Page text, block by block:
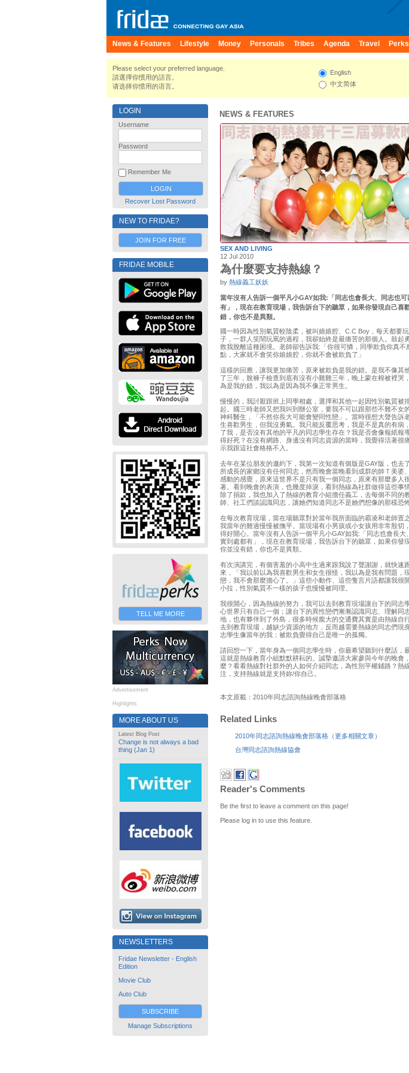
News & Features Lifestyle Money Personals Tribes Agenda Travel Perks
Please select your preferred language.
請選擇你慣用的語言。
请选择你惯用的语言。
English
中文简体
LOGIN
Username
Password
Remember Me
Recover Lost Password
NEW TO FRIDAE?
JOIN FOR FREE
FRIDAE MOBILE
TELL ME MORE
Advertisement
Highlights
MORE ABOUT US
Latest Blog Post
Change is not always a bad
thing (Jan 1)
NEWSLETTERS
Fridae Newsletter - English
Edition
Movie Club
Auto Club
SUBSCRIBE
Manage Subscriptions
NEWS & FEATURES
SEX AND LIVING
12 Jul 2010
為什麼要支持熱線？
by 熱線義工妖妖
當年沒有人告訴一個平凡小GAY如我:「同志也會長大、同志也
有」，現在在教育現場，我告訴台下的聽眾，如果你發現自己喜
錯，你也不是異類。
國一時因為性別氣質較陰柔，被叫娘娘腔、C.C Boy，每天都要
子，一群人笑鬧玩罵的過程，我卻始終是最痛苦的那個人。鼓起
救我脫離這種困境。老師卻告訴我:「你很可憐，同學欺負你真不
點，大家就不會笑你娘娘腔，你就不會被欺負了」
這樣的回應，讓我更加痛苦，原來被欺負是我的錯。是我不像其
了三年，脫褲子檢查到底有沒有小雞雞三年，晚上蒙在棉被裡哭
為是我的錯，我以為是因為我不像正常男生。
慢慢的，我討厭跟班上同學相處，選擇和其他一起因性別氣質被
起。國三時老師又把我叫到辦公室，要我不可以跟那些不難不女
神科醫生，「不然你長大可能會變同性戀」。當時很想大聲告訴
生喜歡男生，但我沒勇氣。我只能反覆思考，我是不是真的有病
了我，是否沒有其他的平凡的同志學生存在？我是否會像報紙報
得好死？在沒有網路、身邊沒有同志資源的當時，我覺得活著很
示我跟這社會格格不入。
去年在某位朋友的邀約下，我第一次知道有個版是GAY版，也去
所成長的家鄉沒有任何同志，然而晚會當晚看到成群的帥Ｔ美婆
感動的感覺，原來這世界不是只有我一個同志，原來有那麼多人
著。看到晚會的表演，也幾度掉淚，看到熱線為社群做得這些事
除了捐款，我也加入了熱線的教育小組擔任義工，去每個不同的
師、社工們談認識同志，讓她們知道同志不是她們想像的那樣恐怖
在每次教育現場，當在場聽眾對於當年我所面臨的霸凌和老師置
我當年的難過慢慢被撫平。當現場有小男孩或小女孩用非常殷切
得好開心。當年沒有人告訴一個平凡小GAY如我:「同志也會長
實到處都有」，現在在教育現場，我告訴台下的聽眾，如果你發
你並沒有錯，你也不是異類。
有次演講完，有個害羞的小高中生過來跟我說了聲謝謝，就快速
來，「我以前以為我喜歡男生和女生很怪，我以為是我有問題，
戀，我不會那麼擔心了。」這些小動作、這些隻言片語都讓我很
小拉，性別氣質不一樣的孩子也慢慢被同理。
我很開心，因為熱線的努力，我可以去到教育現場讓台下的同志
心世界只有自己一個；讓台下的異性戀們漸漸認識同志、理解同
地，也有夥伴到了外島，很多時候龐大的交通費其實是由熱線自
去到教育現場，越缺少資源的地方，反而越需要熱線的同志們現
志學生像當年的我；被欺負覺得自己是唯一的孤獨。
請回想一下，當年身為一個同志學生時，你最希望聽到什麼話，
這就是熱線教育小組默默耕耘的。誠摯邀請大家參與今年的晚會
麼？看看熱線對社群外的人如何介紹同志，為性別平權鋪路？熱
注，支持熱線就是支持妳/你自己。
本文原載：2010年同志諮詢熱線晚會部落格
Related Links
2010年同志諮詢熱線晚會部落格（更多相關文章）
台灣同志諮詢熱線協會
Reader's Comments
Be the first to leave a comment on this page!
Please log in to use this feature.